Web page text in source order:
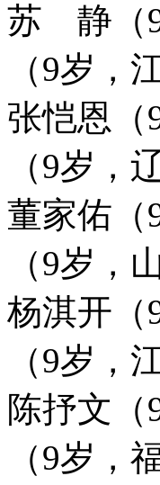
苏 静（9
（9岁，
张恺恩（
（9岁，
董家佑
（9岁
杨淇开
（9岁，
陈抒文
（9岁，